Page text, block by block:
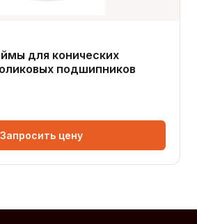
для конических
подшипников
Запросить цену